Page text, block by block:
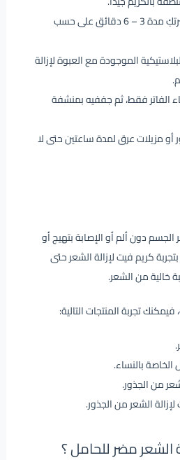
اتركي الكريم على بشرتكِ مدة 3 – 6 دقائق على حسب
الموجودة مع العبوة لإزالة
فقط، ثم جففيه بمنشفة
مزيلات عرق لمدة ساعتين حتى لا
الجسم دون ألم أو الإصابة بتهيج أو
كريم فيت لإزالة الشعر حتى
خالية من الشعر.
تجربة المنتجات التالية:
بالنساء.
من الجذور.
الشعر من الجذور.
الشعر مضر للحامل ؟